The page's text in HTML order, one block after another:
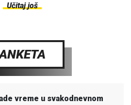
Učitaj još
vreme u svakodnevnom